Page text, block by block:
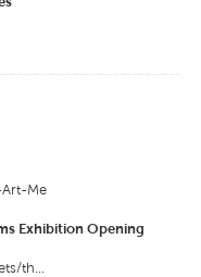
Me
Exhibition Opening
th...